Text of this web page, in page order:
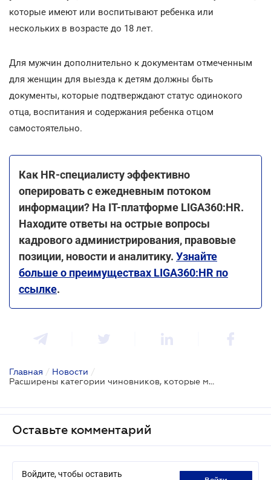
которые имеют или воспитывают ребенка или
нескольких в возрасте до 18 лет.
Для мужчин дополнительно к документам отмеченным
для женщин для выезда к детям должны быть
документы, которые подтверждают статус одинокого
отца, воспитания и содержания ребенка отцом
самостоятельно.
Как HR-специалисту эффективно
оперировать с ежедневным потоком
информации? На ІТ-платформе LIGA360:HR.
Находите ответы на острые вопросы
кадрового администрирования, правовые
позиции, новости и аналитику. Узнайте
больше о преимуществах LIGA360:HR по
ссылке.
Главная / Новости /
Расширены категории чиновников, которые могут выехать за границу на время военного положения
Оставьте комментарий
Войдите, чтобы оставить